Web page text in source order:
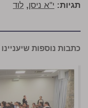
תגיות: י"א ניסן, לוד
כתבות נוספות